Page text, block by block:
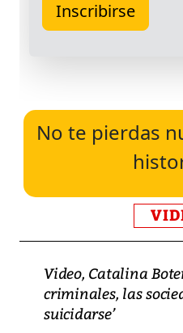
No te pierdas
Video, Catalina
criminales, las
suicidarse’